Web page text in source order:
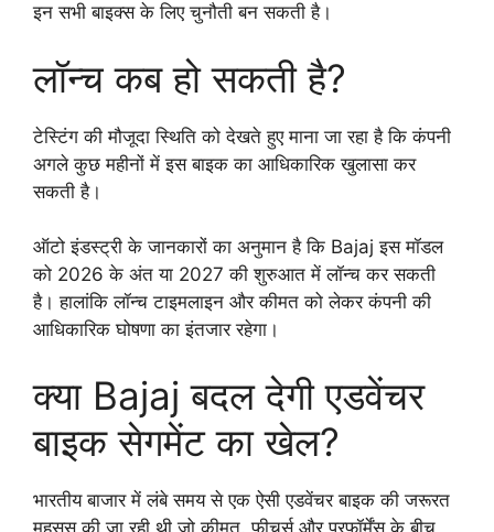
इन सभी बाइक्स के लिए चुनौती बन सकती है।
लॉन्च कब हो सकती है?
टेस्टिंग की मौजूदा स्थिति को देखते हुए माना जा रहा है कि कंपनी
अगले कुछ महीनों में इस बाइक का आधिकारिक खुलासा कर
सकती है।
ऑटो इंडस्ट्री के जानकारों का अनुमान है कि Bajaj इस मॉडल
को 2026 के अंत या 2027 की शुरुआत में लॉन्च कर सकती
है। हालांकि लॉन्च टाइमलाइन और कीमत को लेकर कंपनी की
आधिकारिक घोषणा का इंतजार रहेगा।
क्या Bajaj बदल देगी एडवेंचर
बाइक सेगमेंट का खेल?
भारतीय बाजार में लंबे समय से एक ऐसी एडवेंचर बाइक की जरूरत
महसूस की जा रही थी जो कीमत, फीचर्स और परफॉर्मेंस के बीच